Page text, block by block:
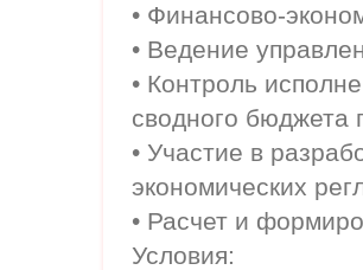
• Финансово-
• Ведение
• Контроль
сводного бюджета
• Участие в
экономических
• Расчет и
Условия: